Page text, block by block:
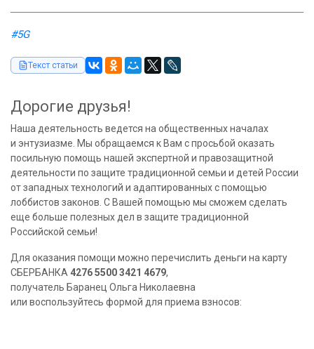
#5G
Текст статьи
Дорогие друзья!
Наша деятельность ведется на общественных началах
и энтузиазме. Мы обращаемся к Вам с просьбой оказать
посильную помощь нашей экспертной и правозащитной
деятельности по защите традиционной семьи и детей России
от западных технологий и адаптированных с помощью
лоббистов законов. С Вашей помощью мы сможем сделать
еще больше полезных дел в защите традиционной
Российской семьи!
Для оказания помощи можно перечислить деньги на карту
СБЕРБАНКА 4276 5500 3421 4679,
получатель Баранец Ольга Николаевна
или воспользуйтесь формой для приема взносов: